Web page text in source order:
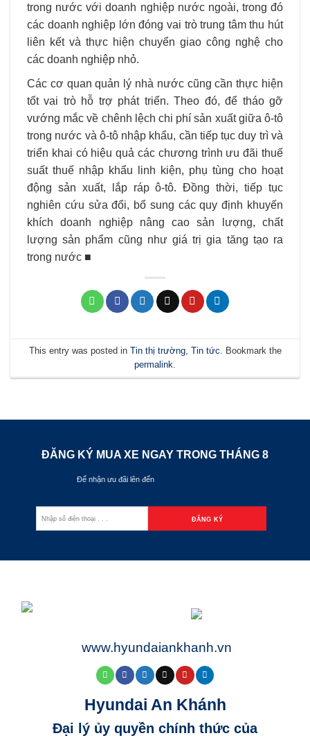
trong nước với doanh nghiệp nước ngoài, trong đó
các doanh nghiệp lớn đóng vai trò trung tâm thu hút
liên kết và thực hiện chuyển giao công nghệ cho
các doanh nghiệp nhỏ.
Các cơ quan quản lý nhà nước cũng cần thực hiện
tốt vai trò hỗ trợ phát triển. Theo đó, để tháo gỡ
vướng mắc về chênh lệch chi phí sản xuất giữa ô-tô
trong nước và ô-tô nhập khẩu, cần tiếp tục duy trì và
triển khai có hiệu quả các chương trình ưu đãi thuế
suất thuế nhập khẩu linh kiện, phụ tùng cho hoạt
động sản xuất, lắp ráp ô-tô. Ðồng thời, tiếp tục
nghiên cứu sửa đổi, bổ sung các quy định khuyến
khích doanh nghiệp nâng cao sản lượng, chất
lượng sản phẩm cũng như giá trị gia tăng tạo ra
trong nước ■
This entry was posted in Tin thị trường, Tin tức . Bookmark the
permalink
ĐĂNG KÝ MUA XE NGAY TRONG THÁNG 8
Để nhận ưu đãi lên đến
www.hyundaiankhanh.vn
Hyundai An Khánh
Đại lý ủy quyền chính thức của